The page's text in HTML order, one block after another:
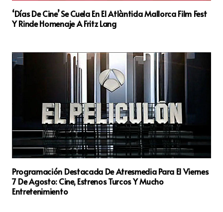
‘Días De Cine’ Se Cuela En El Atlàntida Mallorca Film Fest
Y Rinde Homenaje A Fritz Lang
Programación Destacada De Atresmedia Para El Viernes
7 De Agosto: Cine, Estrenos Turcos Y Mucho
Entretenimiento